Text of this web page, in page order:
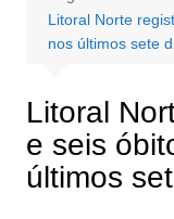
Litoral Norte
nos últimos sete
Litoral
e seis
últimos